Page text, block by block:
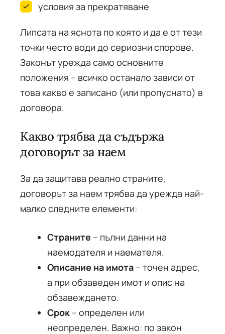
условия за прекратяване
Липсата на яснота по която и да е от тези
точки често води до сериозни спорове.
Законът урежда само основните
положения – всичко останало зависи от
това какво е записано (или пропуснато) в
договора.
Какво трябва да съдържа
договорът за наем
За да защитава реално страните,
договорът за наем трябва да урежда най-
малко следните елементи:
Страните – пълни данни на
наемодателя и наемателя.
Описание на имота – точен адрес,
а при обзаведен имот и опис на
обзавеждането.
Срок – определен или
неопределен. Важно: по закон